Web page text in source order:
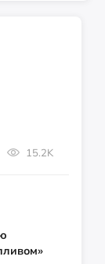
15.2K